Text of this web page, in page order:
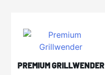
PREMIUM GRILLWENDER